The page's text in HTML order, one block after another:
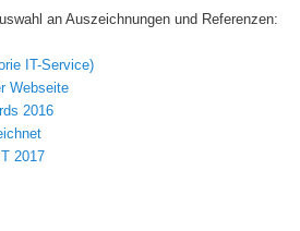
an Auszeichnungen und Referenzen:
IT-Service)
Webseite
2016
2017